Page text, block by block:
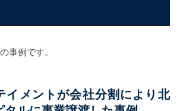
事例です。
イメントが会社分割により北